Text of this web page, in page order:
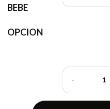
BEBE
OPCION
-